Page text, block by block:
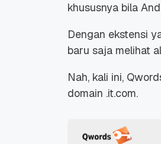
khususnya bila
Dengan ekstensi
baru saja melihat
Nah, kali ini,
domain .it.com.